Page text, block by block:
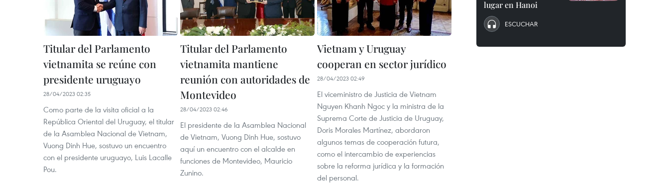
Titular del Parlamento
vietnamita se reúne con
presidente uruguayo
28/04/2023 02:35
Como parte de la visita oficial a la
República Oriental del Uruguay, el titular
de la Asamblea Nacional de Vietnam,
Vuong Dinh Hue, sostuvo un encuentro
con el presidente uruguayo, Luis Lacalle
Pou.
Titular del Parlamento
vietnamita mantiene
reunión con autoridades de
Montevideo
28/04/2023 02:46
El presidente de la Asamblea Nacional
de Vietnam, Vuong Dinh Hue, sostuvo
aquí un encuentro con el alcalde en
funciones de Montevideo, Mauricio
Zunino.
Vietnam y Uruguay
cooperan en sector jurídico
28/04/2023 02:49
El viceministro de Justicia de Vietnam
Nguyen Khanh Ngoc y la ministra de la
Suprema Corte de Justicia de Uruguay,
Doris Morales Martínez, abordaron
algunos temas de cooperación futura,
como el intercambio de experiencias
sobre la reforma jurídica y la formación
del personal.
lugar en Hanoi
ESCUCHAR